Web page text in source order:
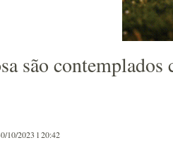
são
10/2023 l 20:42